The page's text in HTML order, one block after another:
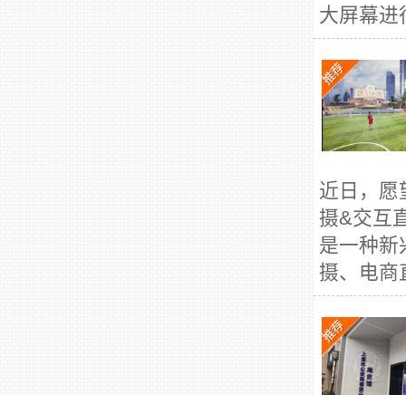
大屏幕进
近日，愿
摄&交互
是一种新
摄、电商